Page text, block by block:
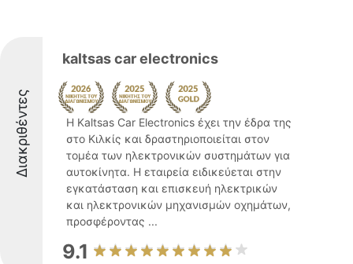
Διακριθέντες
kaltsas car electronics
Η Kaltsas Car Electronics έχει την έδρα της
στο Κιλκίς και δραστηριοποιείται στον
τομέα των ηλεκτρονικών συστημάτων για
αυτοκίνητα. Η εταιρεία ειδικεύεται στην
εγκατάσταση και επισκευή ηλεκτρικών
και ηλεκτρονικών μηχανισμών οχημάτων,
προσφέροντας ...
9.1